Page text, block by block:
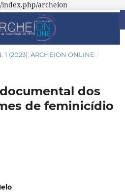
archeion
1 (2023): ARCHEION ONLINE /
dos
de feminicídio